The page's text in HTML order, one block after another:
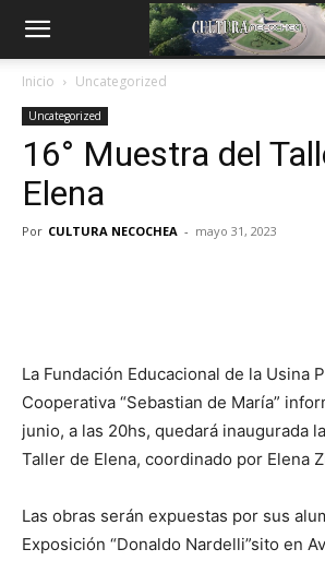
Inicio Uncategorized
Uncategorized
16° Muestra del
Elena
Por CULTURA NECOCHEA - mayo 31, 2023
La Fundación Educacional de la Usina
Cooperativa “Sebastian de María”
junio, a las 20hs, quedará inaugurada
Taller de Elena, coordinado por Elena
Las obras serán expuestas por sus
Exposición “Donaldo Nardelli”sito en